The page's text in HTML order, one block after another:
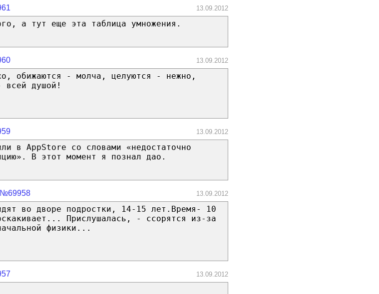
13.09.2012
а тут еще эта таблица умножения.
13.09.2012
обижаются - молча, целуются - нежно,
всей душой!
13.09.2012
в AppStore со словами «недостаточно
В этот момент я познал дао.
№69958 13.09.2012
во дворе подростки, 14-15 лет.Время- 10
Прислушалась, - ссорятся из-за
физики...
13.09.2012